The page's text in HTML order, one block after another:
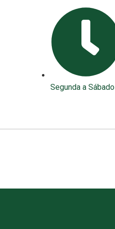
Segunda a Sábado